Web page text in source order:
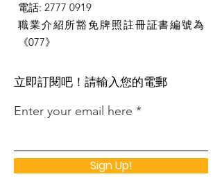
電話: 2777 0919
職業介紹所豁免牌照註冊証書編號為
《077》
​立即訂閱吧！請輸入您的電郵
Enter your email here
Sign Up!